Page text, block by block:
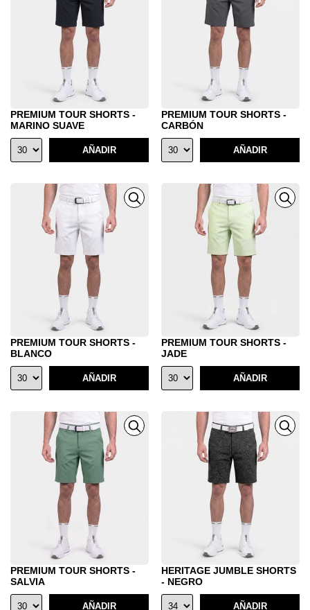
PREMIUM TOUR SHORTS -
MARINO SUAVE
AÑADIR
PREMIUM TOUR SHORTS -
CARBÓN
AÑADIR
PREMIUM TOUR SHORTS -
BLANCO
AÑADIR
PREMIUM TOUR SHORTS -
JADE
AÑADIR
PREMIUM TOUR SHORTS -
SALVIA
AÑADIR
HERITAGE JUMBLE SHORTS
- NEGRO
AÑADIR